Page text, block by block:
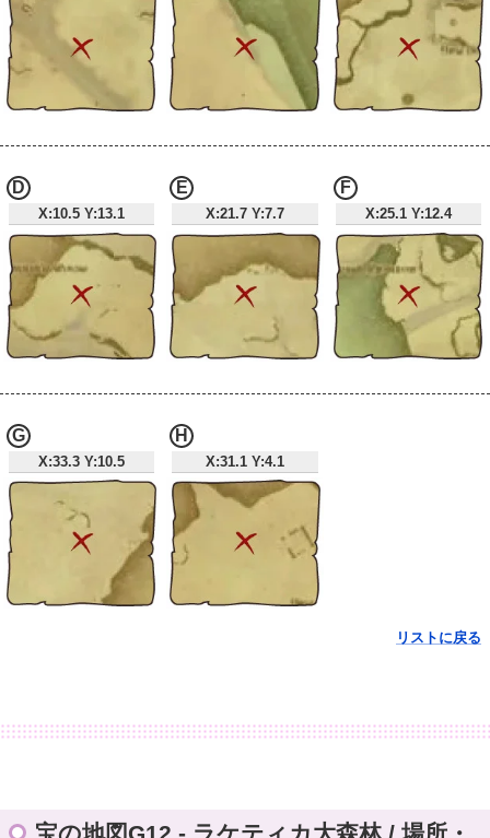
X:10.5 Y:13.1
D
X:21.7 Y:7.7
E
X:25.1 Y:12.4
F
X:33.3 Y:10.5
G
X:31.1 Y:4.1
H
リストに戻る
宝の地図G12 - ラケティカ大森林 / 場所・